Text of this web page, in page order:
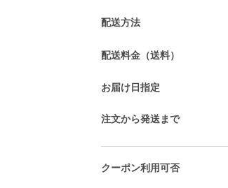
配送方法
配送料金（送料）
お届け日指定
注文から発送まで
クーポン利用可否